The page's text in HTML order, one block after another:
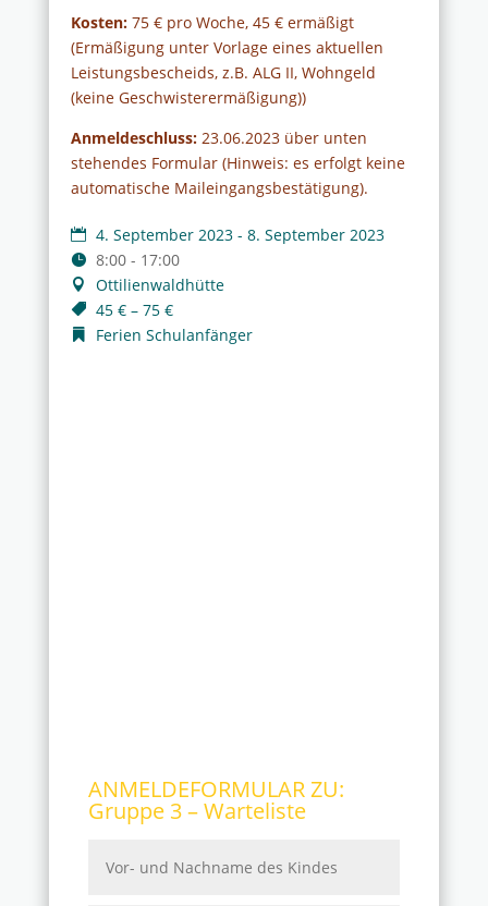
Kosten:75 € pro Woche, 45 € ermäßigt
(Ermäßigung unter Vorlage eines aktuellen
Leistungsbescheids, z.B. ALG II, Wohngeld
(keine Geschwisterermäßigung))
Anmeldeschluss:23.06.2023 über unten
stehendes Formular (Hinweis: es erfolgt keine
automatische Maileingangsbestätigung).
4. September 2023 - 8. September 2023
8:00 - 17:00
Ottilienwaldhütte
45 € – 75 €
Ferien Schulanfänger
ANMELDEFORMULAR ZU:
Gruppe 3 – Warteliste